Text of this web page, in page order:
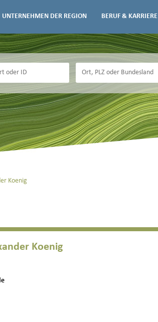
UNTERNEHMEN DER REGION BERUF & KARRIERE
Koenig
Koenig